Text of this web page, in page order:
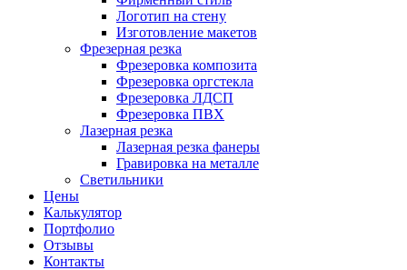
Логотип на стену
Изготовление макетов
Фрезерная резка
Фрезеровка композита
Фрезеровка оргстекла
Фрезеровка ЛДСП
Фрезеровка ПВХ
Лазерная резка
Лазерная резка фанеры
Гравировка на металле
Светильники
Цены
Калькулятор
Портфолио
Отзывы
Контакты